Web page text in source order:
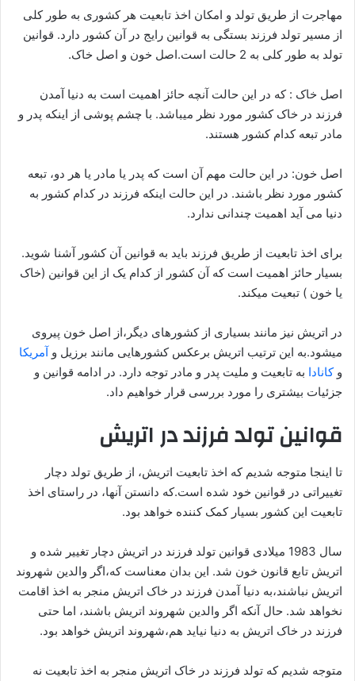
مهاجرت از طریق تولد و امکان اخذ تابعیت هر کشوری به طور کلی
از مسیر تولد فرزند بستگی به قوانین رایج در آن کشور دارد. قوانین
تولد به طور کلی به 2 حالت است.اصل خون و اصل خاک.
اصل خاک : که در این حالت آنچه حائز اهمیت است به دنیا آمدن
فرزند در خاک کشور مورد نظر میباشد. با چشم پوشی از اینکه پدر و
مادر تبعه کدام کشور هستند.
اصل خون: در این حالت مهم آن است که پدر یا مادر یا هر دو، تبعه
کشور مورد نظر باشند. در این حالت اینکه فرزند در کدام کشور به
دنیا می آید اهمیت چندانی ندارد.
برای اخذ تابعیت از طریق فرزند باید به قوانین آن کشور آشنا شوید.
بسیار حائز اهمیت است که آن کشور از کدام یک از این قوانین (خاک
یا خون ) تبعیت میکند.
در اتریش نیز مانند بسیاری از کشورهای دیگر،از اصل خون پیروی
میشود.به این ترتیب اتریش برعکس کشورهایی مانند برزیل و آمریکا
وکانادا به تابعیت و ملیت پدر و مادر توجه دارد. در ادامه قوانین و
جزئیات بیشتری را مورد بررسی قرار خواهیم داد.
قوانین تولد فرزند در اتریش
تا اینجا متوجه شدیم که اخذ تابعیت اتریش، از طریق تولد دچار
تغییراتی در قوانین خود شده است.که دانستن آنها، در راستای اخذ
تابعیت این کشور بسیار کمک کننده خواهد بود.
سال 1983 میلادی قوانین تولد فرزند در اتریش دچار تغییر شده و
اتریش تابع قانون خون شد. این بدان معناست که،اگر والدین شهروند
اتریش نباشند،به دنیا آمدن فرزند در خاک اتریش منجر به اخذ اقامت
نخواهد شد. حال آنکه اگر والدین شهروند اتریش باشند، اما حتی
فرزند در خاک اتریش به دنیا نیاید هم،شهروند اتریش خواهد بود.
متوجه شدیم که تولد فرزند در خاک اتریش منجر به اخذ تابعیت نه